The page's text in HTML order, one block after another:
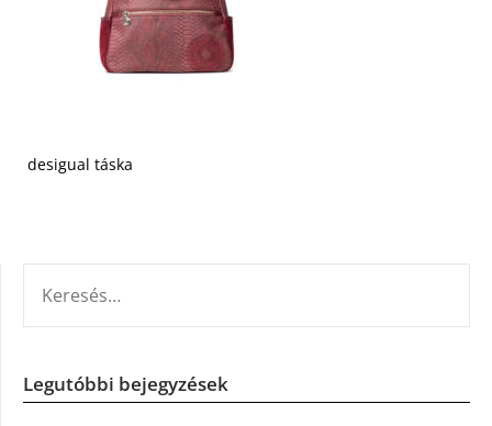
desigual táska
Legutóbbi bejegyzések